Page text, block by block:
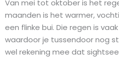
Van mei tot oktober is het
maanden is het warmer,
een flinke bui. Die regen is
waardoor je tussendoor nog
wel rekening mee dat